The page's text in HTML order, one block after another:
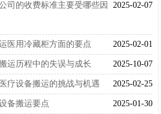
2025-02-07
司的收费标准主要受哪些因
2025-02-01
医用冷藏柜方面的要点
2025-10-07
运历程中的失误与成长
2025-02-25
疗设备搬运的挑战与机遇
2025-01-30
备搬运要点